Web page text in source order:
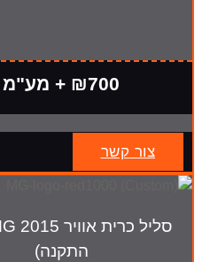
₪700 + מע"מ
צור קשר
התקנה)